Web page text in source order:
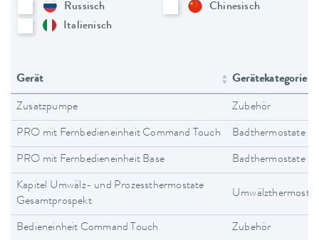
Russisch
Chinesisch
Italienisch
Gerät Gerätekategorie
Zusatzpumpe Zubehör
PRO mit Fernbedieneinheit Command Touch Badthermostate
PRO mit Fernbedieneinheit Base Badthermostate
Kapitel Umwälz- und Prozessthermostate
Gesamtprospekt
Bedieneinheit Command Touch Zubehör